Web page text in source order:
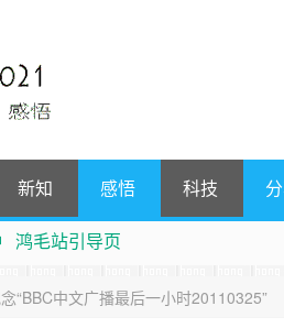
新知 感悟 科技
有电子公告服务说明-20180517
常有看点，那么赶紧使用Ctrl+D 收
“BBC中文广播最后一小时20110325”